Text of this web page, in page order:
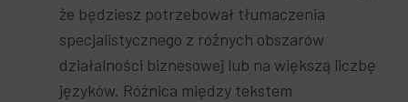
że będziesz potrzebował tłumaczenia
specjalistycznego z różnych obszarów
działalności biznesowej lub na większą liczbę
języków. Różnica między tekstem